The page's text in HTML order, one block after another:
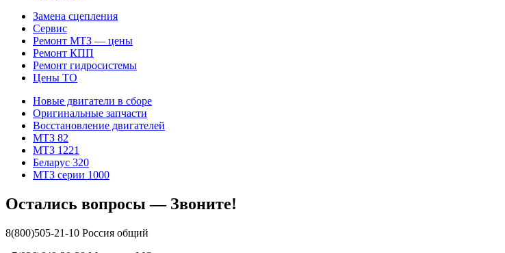
Замена сцепления
Сервис
Ремонт МТЗ — цены
Ремонт КПП
Ремонт гидросистемы
Цены ТО
Новые двигатели в сборе
Оригинальные запчасти
Восстановление двигателей
МТЗ 82
МТЗ 1221
Беларус 320
МТЗ серии 1000
Остались вопросы — Звоните!
8(800)505-21-10 Россия общий